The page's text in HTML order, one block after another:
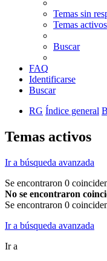
Temas sin
Temas activos
Buscar
FAQ
Identificarse
Buscar
RG Índice general
Temas activos
Ir a búsqueda avanzada
Se encontraron 0
No se encontraron
Se encontraron 0
Ir a búsqueda avanzada
Ir a